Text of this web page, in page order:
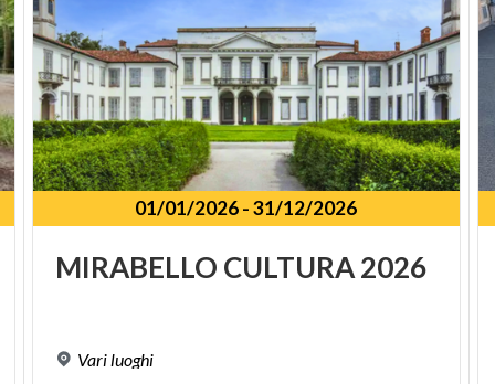
01/01/2026-31/12/2026
MIRABELLO CULTURA2026
Vari luoghi